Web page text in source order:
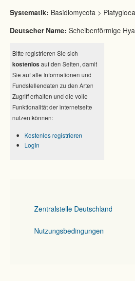
Systematik: Basidiomycota >
Deutscher Name: Scheibenförmige
Bitte registrieren Sie sich
kostenlos auf den Seiten, damit
Sie auf alle Informationen und
Fundstellendaten zu den Arten
Zugriff erhalten und die volle
Funktionalität der internetseite
nutzen können:
Kostenlos registrieren
Login
Zentralstelle Deutschland
Nutzungsbedingungen